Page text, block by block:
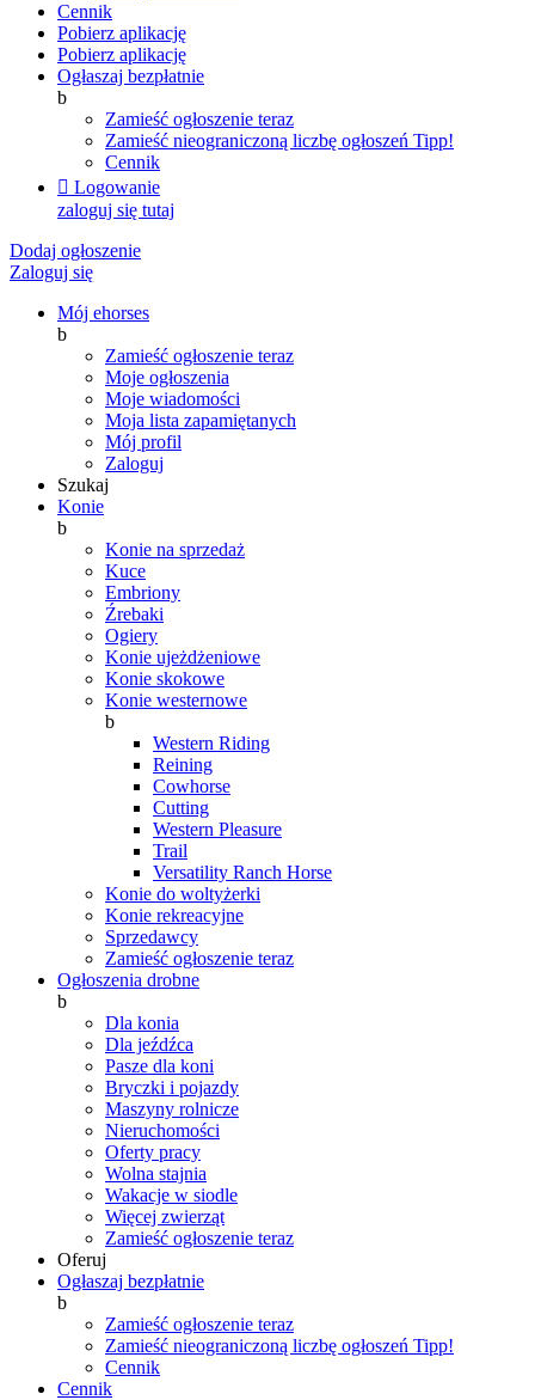
Cennik
Pobierz aplikację
Pobierz aplikację
Ogłaszaj bezpłatnie
b
Zamieść ogłoszenie teraz
Zamieść nieograniczoną liczbę ogłoszeń Tipp!
Cennik
 Logowanie
zaloguj się tutaj
Dodaj ogłoszenie
Zaloguj się
Mój ehorses
b
Zamieść ogłoszenie teraz
Moje ogłoszenia
Moje wiadomości
Moja lista zapamiętanych
Mój profil
Zaloguj
Szukaj
Konie
b
Konie na sprzedaż
Kuce
Embriony
Źrebaki
Ogiery
Konie ujeżdżeniowe
Konie skokowe
Konie westernowe
b
Western Riding
Reining
Cowhorse
Cutting
Western Pleasure
Trail
Versatility Ranch Horse
Konie do woltyżerki
Konie rekreacyjne
Sprzedawcy
Zamieść ogłoszenie teraz
Ogłoszenia drobne
b
Dla konia
Dla jeźdźca
Pasze dla koni
Bryczki i pojazdy
Maszyny rolnicze
Nieruchomości
Oferty pracy
Wolna stajnia
Wakacje w siodle
Więcej zwierząt
Zamieść ogłoszenie teraz
Oferuj
Ogłaszaj bezpłatnie
b
Zamieść ogłoszenie teraz
Zamieść nieograniczoną liczbę ogłoszeń Tipp!
Cennik
Cennik